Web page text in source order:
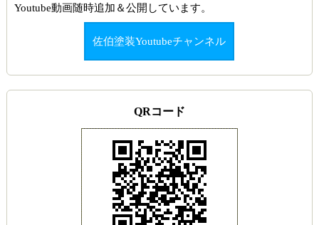
Youtube動画随時追加＆公開しています。
佐伯塗装Youtubeチャンネル
QRコード